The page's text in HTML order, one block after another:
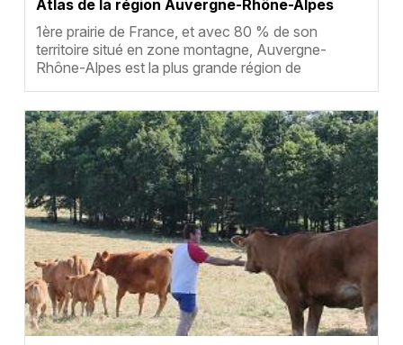
Atlas de la région Auvergne-Rhône-Alpes
Résumé
1ère prairie de France, et avec 80 % de son
territoire situé en zone montagne, Auvergne-
Rhône-Alpes est la plus grande région de
Vignette